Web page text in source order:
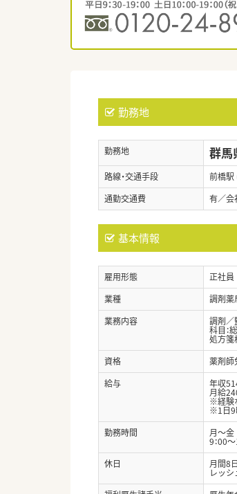
勤務地
勤務地 群馬
路線・交通手段
前橋駅
通勤交通費
有／会
基本情報
雇用形態
正社員
業種
調剤薬
業務内容
調剤／
科目：
処方箋
資格
薬剤師
給与
年収
月給
※経験
※1日9
勤務時間
月～金
9：00
休日
月間8
レッ